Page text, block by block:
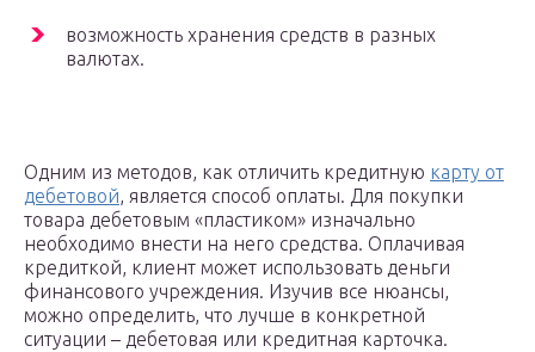
возможность хранения средств в разных
валютах.
Одним из методов, как отличить кредитную карту от
дебетовой, является способ оплаты. Для покупки
товара дебетовым «пластиком» изначально
необходимо внести на него средства. Оплачивая
кредиткой, клиент может использовать деньги
финансового учреждения. Изучив все нюансы,
можно определить, что лучше в конкретной
ситуации – дебетовая или кредитная карточка.